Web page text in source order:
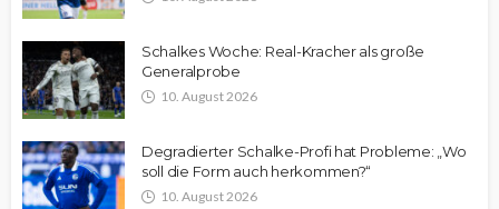
Schalkes Woche: Real-Kracher als große
Generalprobe
10. August 2026
Degradierter Schalke-Profi hat Probleme: „Wo
soll die Form auch herkommen?“
10. August 2026